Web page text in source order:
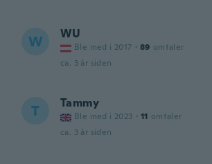
W WU
Ble med i 2017 · 89 omtaler
ca. 3 år siden
T Tammy
Ble med i 2023 · 11 omtaler
ca. 3 år siden